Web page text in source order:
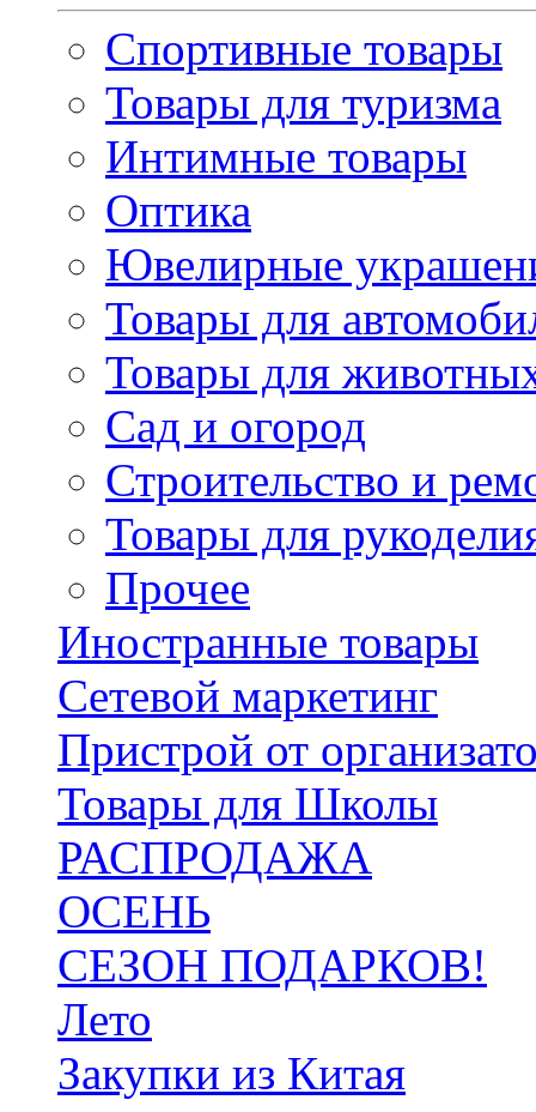
Спортивные товары
Товары для туризма
Интимные товары
Оптика
Ювелирные
Товары для
Товары для
Сад и огород
Строительство и
Товары для
Прочее
Иностранные товары
Сетевой маркетинг
Пристрой от
Товары для Школы
РАСПРОДАЖА
ОСЕНЬ
СЕЗОН ПОДАРКОВ!
Лето
Закупки из Китая